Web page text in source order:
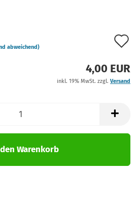
abweichend)
4,00 EUR
inkl. 19% MwSt. zzgl. Versand
Warenkorb